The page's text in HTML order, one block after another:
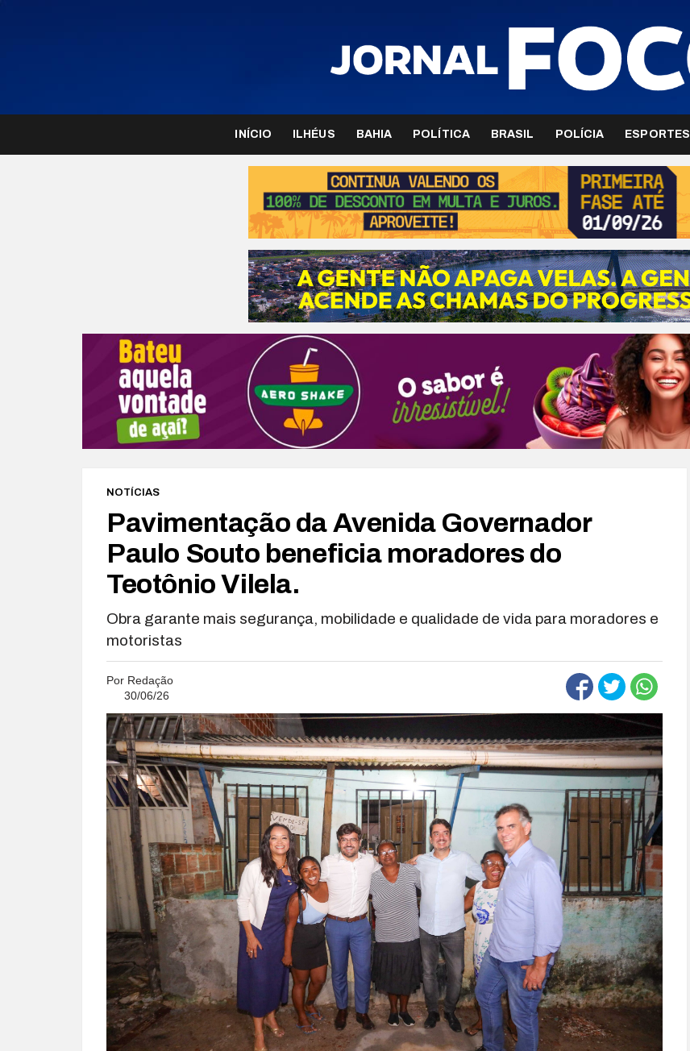
INÍCIO ILHÉUS BAHIA POLÍTICA BRASIL POLÍCIA ESPORTES
NOTÍCIAS
Pavimentação da Avenida Governador
Paulo Souto beneficia moradores do
Teotônio Vilela.
Obra garante mais segurança, mobilidade e qualidade de vida para moradores e
motoristas
Por Redação
30/06/26